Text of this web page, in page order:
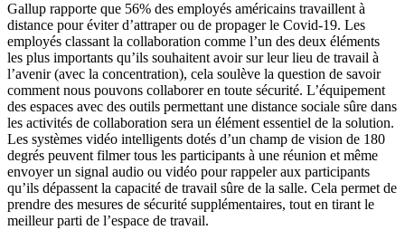
Gallup rapporte que 56% des employés américains travaillent à
distance pour éviter d’attraper ou de propager le Covid-19. Les
employés classant la collaboration comme l’un des deux éléments
les plus importants qu’ils souhaitent avoir sur leur lieu de travail à
l’avenir (avec la concentration), cela soulève la question de savoir
comment nous pouvons collaborer en toute sécurité. L’équipement
des espaces avec des outils permettant une distance sociale sûre dans
les activités de collaboration sera un élément essentiel de la solution.
Les systèmes vidéo intelligents dotés d’un champ de vision de 180
degrés peuvent filmer tous les participants à une réunion et même
envoyer un signal audio ou vidéo pour rappeler aux participants
qu’ils dépassent la capacité de travail sûre de la salle. Cela permet de
prendre des mesures de sécurité supplémentaires, tout en tirant le
meilleur parti de l’espace de travail.